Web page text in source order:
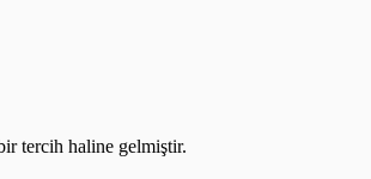
tercih haline gelmiştir.